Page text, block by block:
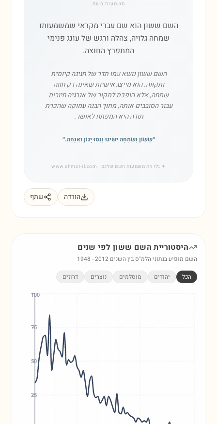
משמעות השם
השם ששון הוא שם עברי מקראי שמשמעותו
שמחה גלויה, צהלה ורגש של עונג פנימי
המתפרץ החוצה.
השם ששון נושא עמו תדר של חגיגה קיומית
ותקווה. הוא מייצג אישיות שאינה רק חווה
שמחה, אלא הופכת למקור של אנרגיה חיובית
עבור הסובבים אותה, מתוך הבנה עמוקה שהכרת
תודה היא המפתח לאושר.
״שָׂשׂוֹן וְשִׂמְחָה יַשִּׂיגוּ וְנָסוּ יָגוֹן וַאֲנָחָה.״
✦ גלו את משמעות השם שלכם · www.shmot-il.com
הורדה שתף
היסטוריית השם ששון לפי שנים
השם מופיע בנתוני הלמ"ס בין השנים 1948 -2012
הכל יהודים מוסלמים נוצרים דרוזים
25
50
75
100